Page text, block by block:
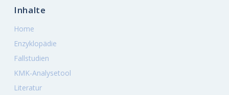
Inhalte
Home
Enzyklopädie
Fallstudien
KMK-Analysetool
Literatur